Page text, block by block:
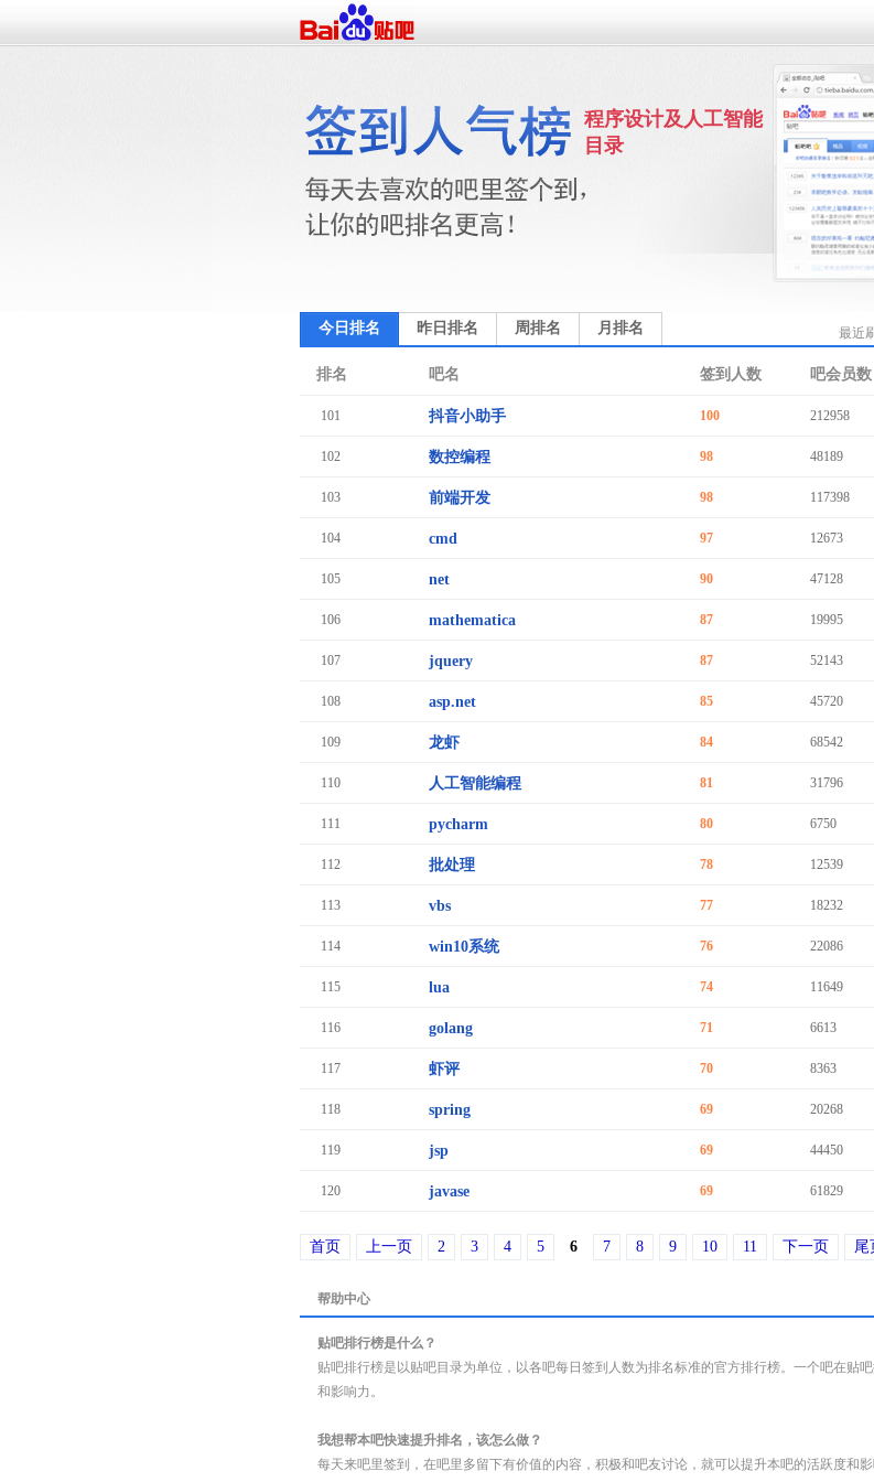
程序设计及人工智能
目录
今日排名 昨日排名 周排名 月排名 最近
排名 吧名 签到人数 吧会员数
101 抖音小助手 100 212958
102 数控编程 98 48189
103 前端开发 98 117398
104 cmd 97 12673
105 net 90 47128
106 mathematica 87 19995
107 jquery 87 52143
108 asp.net 85 45720
109 龙虾 84 68542
110 人工智能编程 81 31796
111 pycharm 80 6750
112 批处理 78 12539
113 vbs 77 18232
114 win10系统 76 22086
115 lua 74 11649
116 golang 71 6613
117 虾评 70 8363
118 spring 69 20268
119 jsp 69 44450
120 javase 69 61829
首页 上一页 2 3 4 5 6 7 8 9 10 11 下一页 尾
帮助中心
贴吧排行榜是什么？
贴吧排行榜是以贴吧目录为单位，以各吧每日签到人数为排名标准的官方排行榜。一个吧在贴
和影响力。
我想帮本吧快速提升排名，该怎么做？
每天来吧里签到，在吧里多留下有价值的内容，积极和吧友讨论，就可以提升本吧的活跃度和